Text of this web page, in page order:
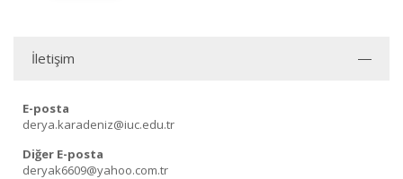
İletişim
E-posta
derya.karadeniz@iuc.edu.tr
Diğer E-posta
deryak6609@yahoo.com.tr